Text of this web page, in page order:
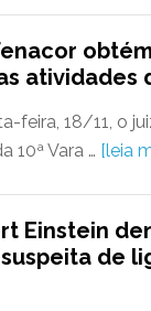
atividades
feira, 18/11, o
10ª Vara … [leia
Einstein
de